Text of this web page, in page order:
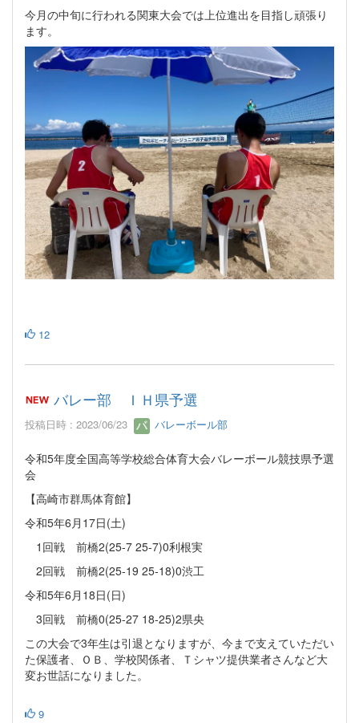
今月の中旬に行われる関東大会では上位進出を目指し頑張り
ます。
12
バレー部 ＩＨ県予選
投稿日時 : 2023/06/23 バレーボール部
令和5年度全国高等学校総合体育大会バレーボール競技県予選
会
【高崎市群馬体育館】
令和5年6月17日(土)
1回戦 前橋2(25-7 25-7)0利根実
2回戦 前橋2(25-19 25-18)0渋工
令和5年6月18日(日)
3回戦 前橋0(25-27 18-25)2県央
この大会で3年生は引退となりますが、今まで支えていただい
た保護者、ＯＢ、学校関係者、Ｔシャツ提供業者さんなど大
変お世話になりました。
9